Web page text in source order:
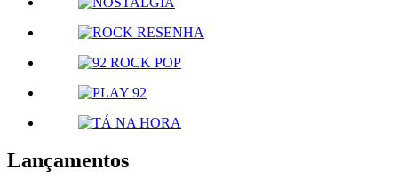
Lançamentos